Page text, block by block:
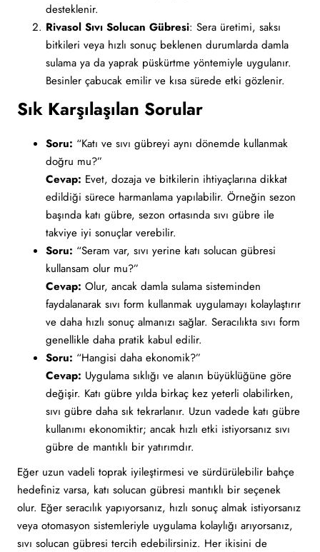
desteklenir.
Rivasol Sıvı Solucan Gübresi: Sera üretimi, saksı
bitkileri veya hızlı sonuç beklenen durumlarda damla
sulama ya da yaprak püskürtme yöntemiyle uygulanır.
Besinler çabucak emilir ve kısa sürede etki gözlenir.
Sık Karşılaşılan Sorular
Soru: “Katı ve sıvı gübreyi aynı dönemde kullanmak
doğru mu?”
Cevap: Evet, dozaja ve bitkilerin ihtiyaçlarına dikkat
edildiği sürece harmanlama yapılabilir. Örneğin sezon
başında katı gübre, sezon ortasında sıvı gübre ile
takviye iyi sonuçlar verebilir.
Soru: “Seram var, sıvı yerine katı solucan gübresi
kullansam olur mu?”
Cevap: Olur, ancak damla sulama sisteminden
faydalanarak sıvı form kullanmak uygulamayı kolaylaştırır
ve daha hızlı sonuç almanızı sağlar. Seracılıkta sıvı form
genellikle daha pratik kabul edilir.
Soru: “Hangisi daha ekonomik?”
Cevap: Uygulama sıklığı ve alanın büyüklüğüne göre
değişir. Katı gübre yılda birkaç kez yeterli olabilirken,
sıvı gübre daha sık tekrarlanır. Uzun vadede katı gübre
kullanımı ekonomiktir; ancak hızlı etki istiyorsanız sıvı
gübre de mantıklı bir yatırımdır.
Eğer uzun vadeli toprak iyileştirmesi ve sürdürülebilir bahçe
hedefiniz varsa, katı solucan gübresi mantıklı bir seçenek
olur. Eğer seracılık yapıyorsanız, hızlı sonuç almak istiyorsanız
veya otomasyon sistemleriyle uygulama kolaylığı arıyorsanız,
sıvı solucan gübresi tercih edebilirsiniz. Her ikisini de